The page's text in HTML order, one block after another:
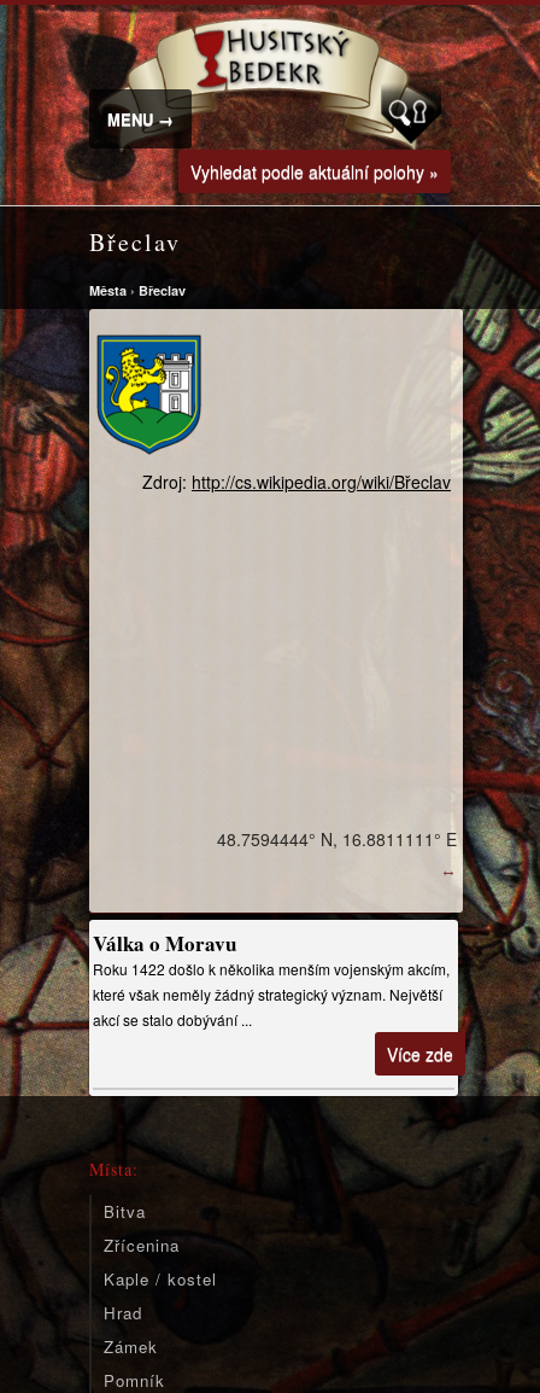
MENU →
Vyhledat podle aktuální polohy »
Břeclav
Města › Břeclav
Zdroj: http://cs.wikipedia.org/wiki/Břeclav
↔
48.7594444° N, 16.8811111° E
Válka o Moravu
Roku 1422 došlo k několika menším vojenským akcím,
které však neměly žádný strategický význam. Největší
akcí se stalo dobývání ...
Více zde
Místa:
Bitva
Zřícenina
Kaple / kostel
Hrad
Zámek
Pomník